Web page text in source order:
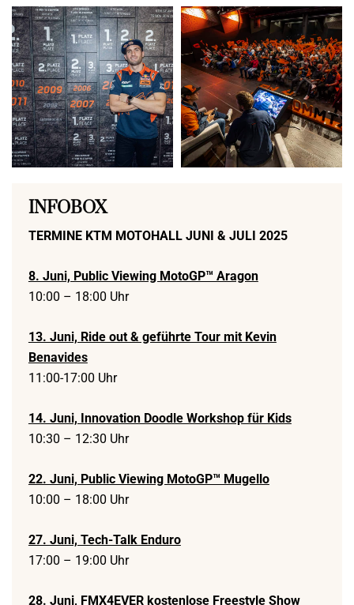
INFOBOX
TERMINE KTM MOTOHALL JUNI & JULI 2025
8. Juni, Public Viewing MotoGP™ Aragon
10:00 – 18:00 Uhr
13. Juni, Ride out & geführte Tour mit Kevin
Benavides
11:00-17:00 Uhr
14. Juni, Innovation Doodle Workshop für Kids
10:30 – 12:30 Uhr
22. Juni, Public Viewing MotoGP™ Mugello
10:00 – 18:00 Uhr
27. Juni, Tech-Talk Enduro
17:00 – 19:00 Uhr
28. Juni, FMX4EVER kostenlose Freestyle Show